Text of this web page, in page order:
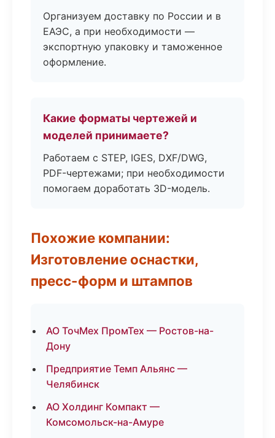
Организуем доставку по России и в
ЕАЭС, а при необходимости —
экспортную упаковку и таможенное
оформление.
Какие форматы чертежей и
моделей принимаете?
Работаем с STEP, IGES, DXF/DWG,
PDF-чертежами; при необходимости
помогаем доработать 3D-модель.
Похожие компании:
Изготовление оснастки,
пресс-форм и штампов
АО ТочМех ПромТех — Ростов-на-
Дону
Предприятие Темп Альянс —
Челябинск
АО Холдинг Компакт —
Комсомольск-на-Амуре